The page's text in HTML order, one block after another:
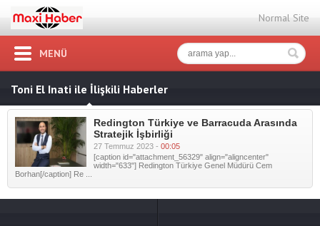
Normal Site
MENÜ
Toni El Inati ile İlişkili Haberler
Redington Türkiye ve Barracuda Arasında
Stratejik İşbirliği
27 Temmuz 2023 - 00:05
[caption id="attachment_56329" align="aligncenter"
width="633"] Redington Türkiye Genel Müdürü Cem
Borhan[/caption] Re ...